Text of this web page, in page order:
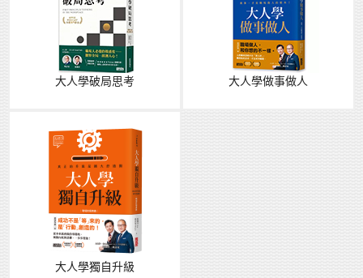
大人學破局思考 大人學做事做人
大人學獨自升級